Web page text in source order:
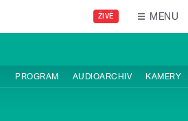
ŽIVĚ MENU
PROGRAM AUDIOARCHIV KAMERY